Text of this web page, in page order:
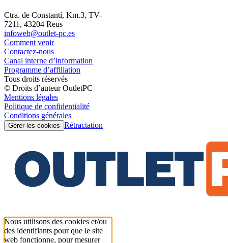
Ctra. de Constantí, Km.3, TV-
7211, 43204 Reus
infoweb@outlet-pc.es
Comment venir
Contactez-nous
Canal interne d’information
Programme d’affiliation
Tous droits réservés
© Droits d’auteur OutletPC
Mentions légales
Politique de confidentialité
Conditions générales
Gérer les cookies Rétractation
Nous utilisons des cookies et/ou
des identifiants pour que le site
web fonctionne, pour mesurer